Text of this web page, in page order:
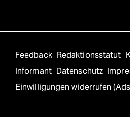
Feedback Redaktionsstatut
Informant Datenschutz
Einwilligungen widerrufen